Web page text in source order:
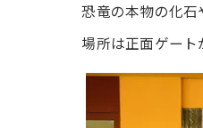
恐竜の本物の化石
場所は正面ゲート